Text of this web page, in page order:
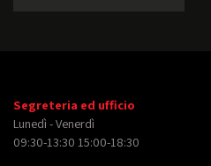
Segreteria ed ufficio
Lunedì - Venerdì
09:30-13:30 15:00-18:30